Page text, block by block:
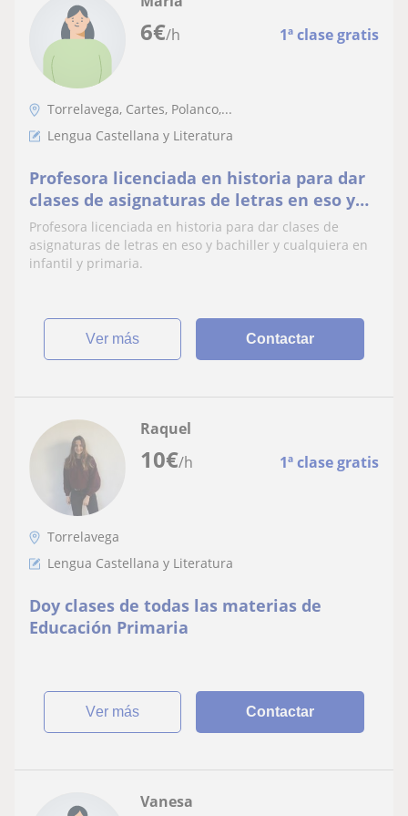
6€/h 1ª clase gratis
Torrelavega, Cartes, Polanco,...
Lengua Castellana y Literatura
Profesora licenciada en historia para dar
clases de asignaturas de letras en eso y
bachiller y cualquiera en infantil y
primaria
Profesora licenciada en historia para dar clases de
asignaturas de letras en eso y bachiller y cualquiera en
infantil y primaria.
ver más Contactar
10€/h 1ª clase gratis
Raquel
Torrelavega
Lengua Castellana y Literatura
Doy clases de todas las materias de
Educación Primaria
ver más Contactar
Vanesa